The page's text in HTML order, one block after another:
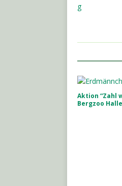
Aktion “Zahl
Bergzoo Halle